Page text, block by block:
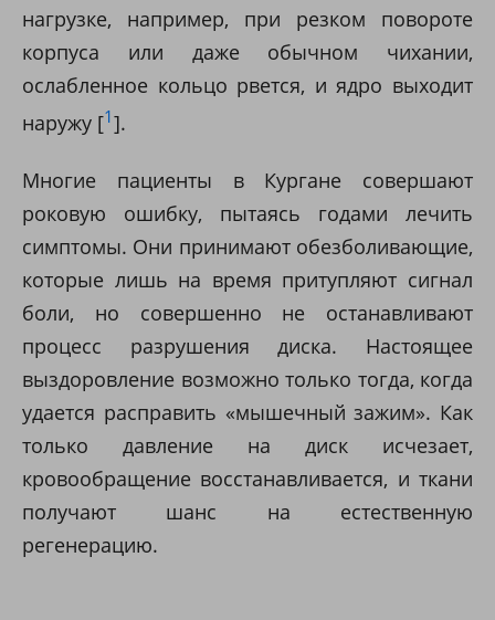
нагрузке, например, при резком повороте
корпуса или даже обычном чихании,
ослабленное кольцо рвется, и ядро выходит
наружу [1].
Многие пациенты в Кургане совершают
роковую ошибку, пытаясь годами лечить
симптомы. Они принимают обезболивающие,
которые лишь на время притупляют сигнал
боли, но совершенно не останавливают
процесс разрушения диска. Настоящее
выздоровление возможно только тогда, когда
удается расправить «мышечный зажим». Как
только давление на диск исчезает,
кровообращение восстанавливается, и ткани
получают шанс на естественную
регенерацию.